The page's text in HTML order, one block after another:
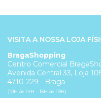
VISITA A NOSSA LOJA
BragaShopping
Centro Comercial
Avenida Central 33, Loja
4710-229 - Braga
(10H às 14H - 15H às 19H)